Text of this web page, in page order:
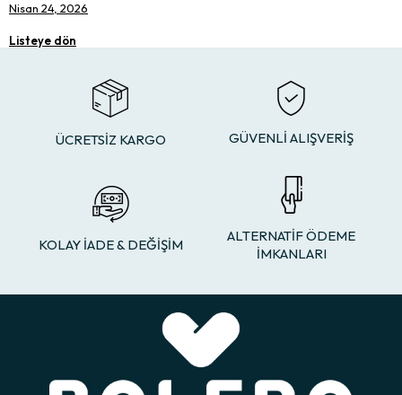
Nisan 24, 2026
Listeye dön
ÜCRETSİZ KARGO GÜVENLİ ALIŞVERİŞ
KOLAY İADE & DEĞİŞİM
ALTERNATİF ÖDEME
İMKANLARI